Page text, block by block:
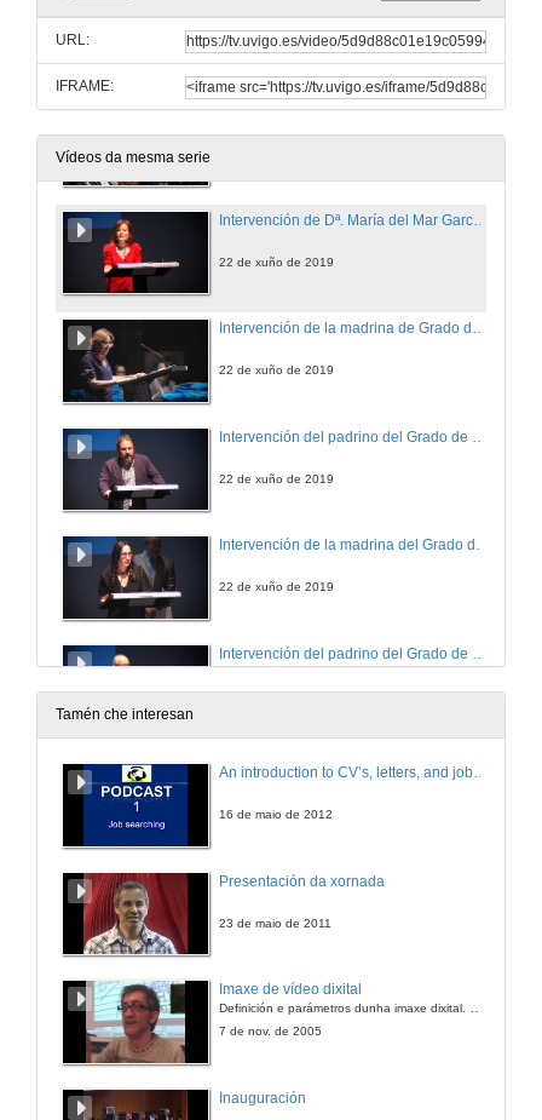
URL:
IFRAME:
Vídeos da mesma serie
Acto completo. Gradación do grao en educación infantil e primaria, promoción 2015 - 2019
22 de xuño de 2019
Intervención de la madrina de Grado de Educación Primaria, D.ª Julia de la Montaña Miguélez
22 de xuño de 2019
22 de xuño de 2019
Intervención de la madrina del Grado de Educación Infantil, D.ª Isabel Mociño González
22 de xuño de 2019
22 de xuño de 2019
Video, Educación Primaria
Tamén che interesan
An introduction to CV’s, letters, and job searching
16 de maio de 2012
Presentación da xornada
23 de maio de 2011
Imaxe de vídeo dixital
7 de nov. de 2005
Inauguración